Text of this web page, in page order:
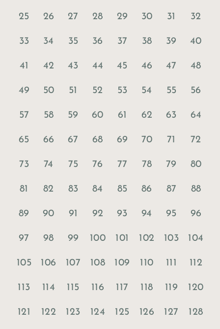
25 26 27 28 29 30 31 32
33 34 35 36 37 38 39 40
41 42 43 44 45 46 47 48
49 50 51 52 53 54 55 56
57 58 59 60 61 62 63 64
65 66 67 68 69 70 71 72
73 74 75 76 77 78 79 80
81 82 83 84 85 86 87 88
89 90 91 92 93 94 95 96
97 98 99 100 101 102 103 104
105 106 107 108 109 110 111 112
113 114 115 116 117 118 119 120
121 122 123 124 125 126 127 128